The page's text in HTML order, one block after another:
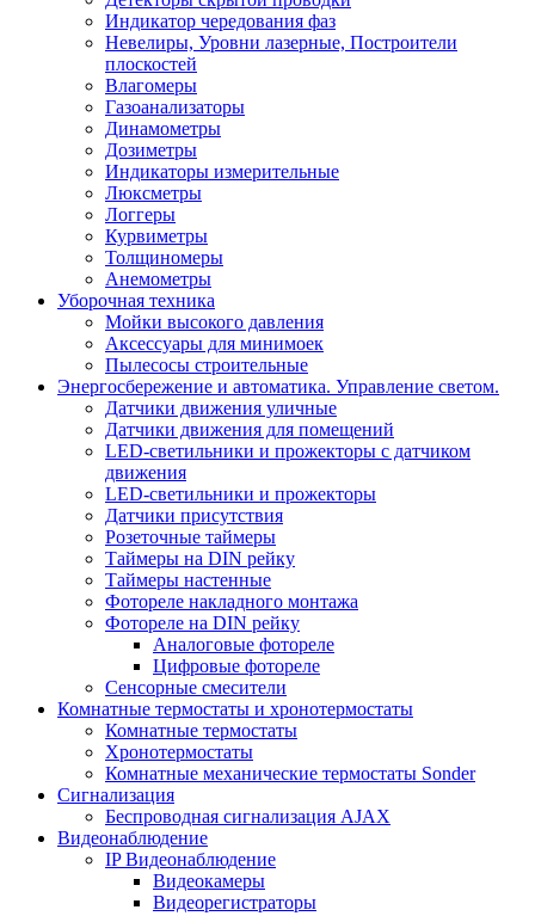
Индикатор чередования фаз
Невелиры, Уровни лазерные, Построители
плоскостей
Влагомеры
Газоанализаторы
Динамометры
Дозиметры
Индикаторы измерительные
Люксметры
Логгеры
Курвиметры
Толщиномеры
Анемометры
Уборочная техника
Мойки высокого давления
Аксессуары для минимоек
Пылесосы строительные
Энергосбережение и автоматика. Управление светом.
Датчики движения уличные
Датчики движения для помещений
LED-светильники и прожекторы с датчиком
движения
LED-светильники и прожекторы
Датчики присутствия
Розеточные таймеры
Таймеры на DIN рейку
Таймеры настенные
Фотореле накладного монтажа
Фотореле на DIN рейку
Аналоговые фотореле
Цифровые фотореле
Сенсорные смесители
Комнатные термостаты и хронотермостаты
Комнатные термостаты
Хронотермостаты
Комнатные механические термостаты Sonder
Сигнализация
Беспроводная сигнализация AJAX
Видеонаблюдение
IP Видеонаблюдение
Видеокамеры
Видеорегистраторы